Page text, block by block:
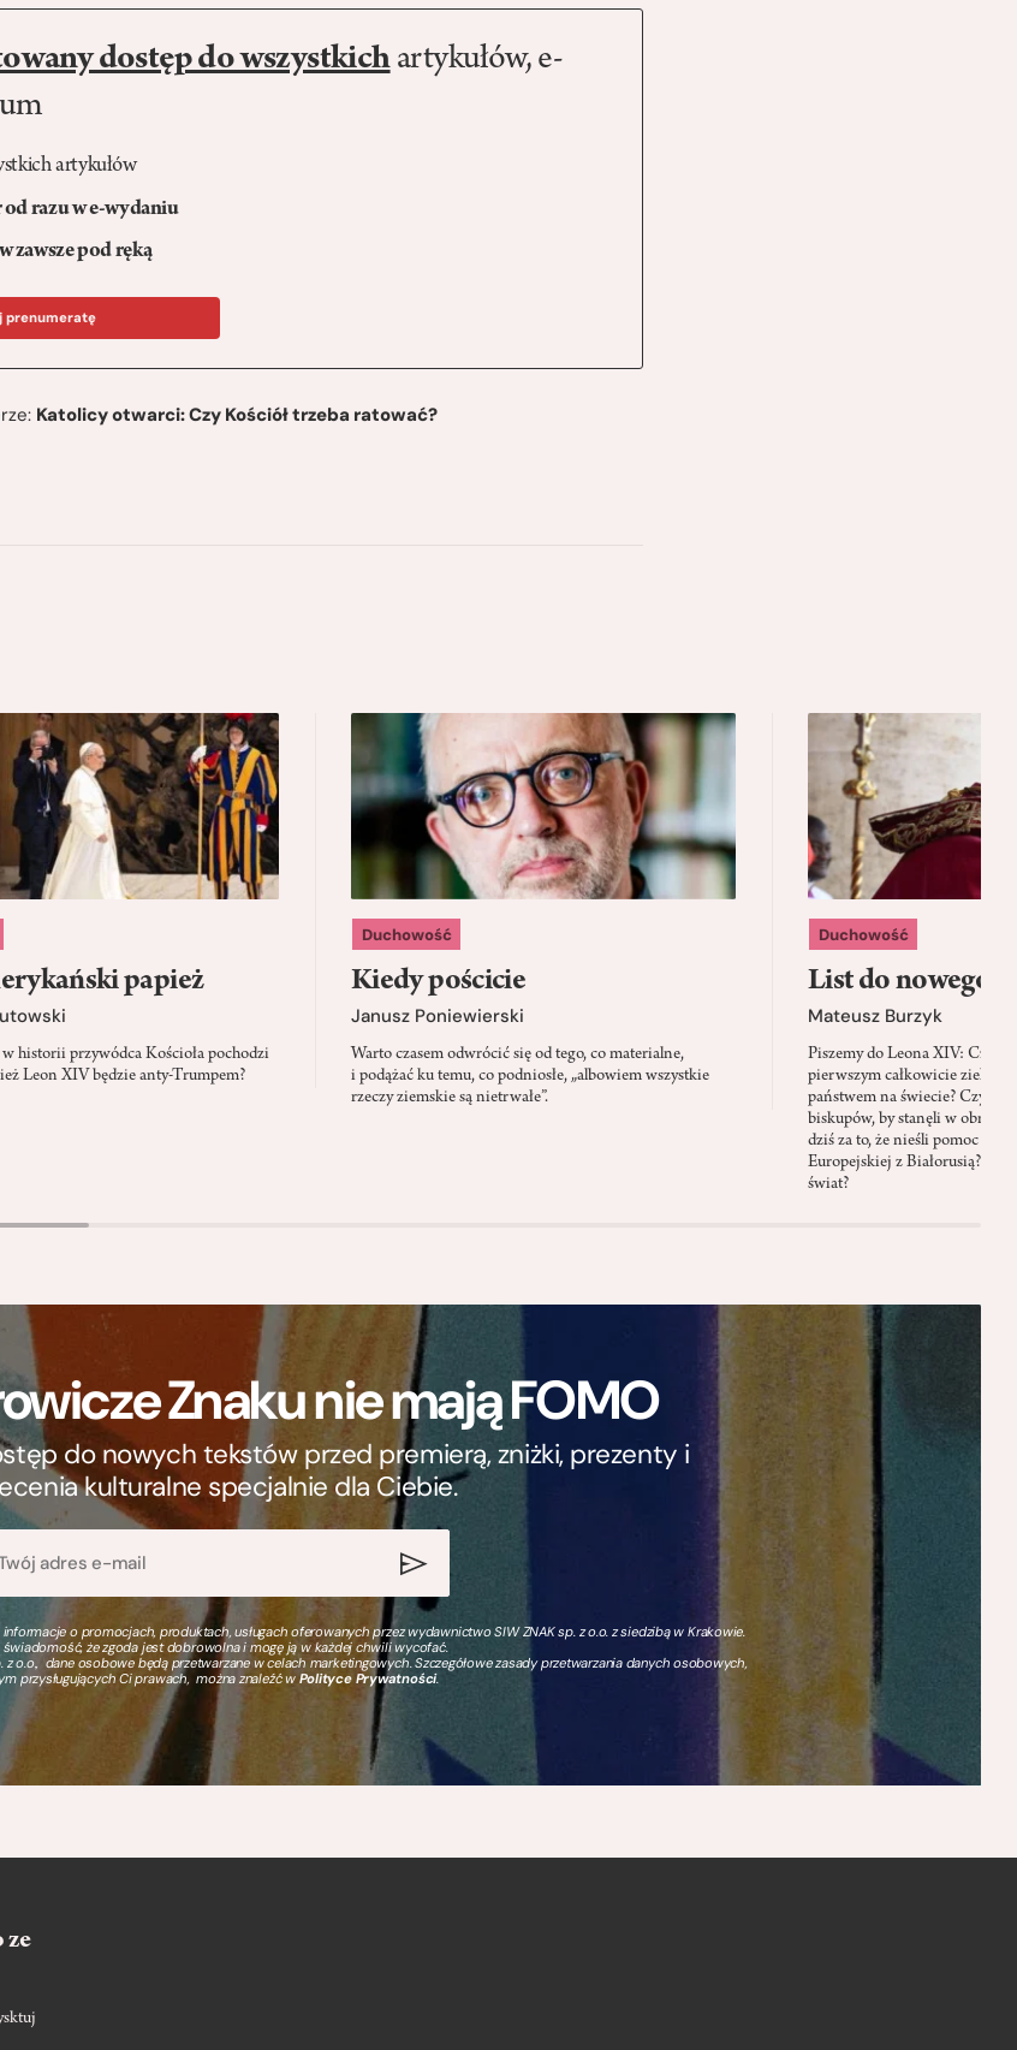
dostęp do wszystkichartykułów, e-
artykułów
razu w e-wydaniu
zawsze pod ręką
prenumeratę
Katolicy otwarci: Czy Kościół trzeba ratować?
papież
historii przywódca Kościoła pochodzi
Leon XIV będzie anty-Trumpem?
Duchowość
Kiedy pościcie
Janusz Poniewierski
Warto czasem odwrócić się od tego, co materialne,
i podążać ku temu, co podniosłe, „albowiem wszystkie
rzeczy ziemskie są nietrwałe”.
Duchowość
List do nowego
Mateusz Burzyk
Piszemy do Leona XIV: Czy
pierwszym całkowicie
państwem na świecie? Czy
biskupów, by stanęli w
dziś za to, że nieśli pomoc
Europejskiej z Białorusią? Czy
świat?
Znaku nie mają FOMO
do nowych tekstów przed premierą, zniżki, prezenty i
kulturalne specjalnie dla Ciebie.
o promocjach, produktach, usługach oferowanych przez wydawnictwo SIW ZNAK sp. z o.o. z siedzibą w Krakowie.
świadomość, że zgoda jest dobrowolna i mogę ją w każdej chwili wycofać.
o.o., dane osobowe będą przetwarzane w celach marketingowych. Szczegółowe zasady przetwarzania danych osobowych,
przysługujących Ci prawach, można znaleźć wPolityce Prywatności.
ze